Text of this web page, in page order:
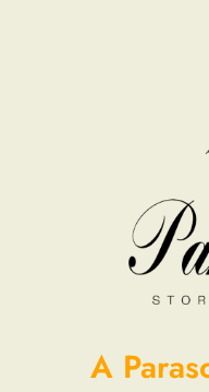
A